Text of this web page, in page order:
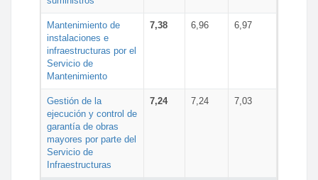
Mantenimiento de
instalaciones e
infraestructuras por el
Servicio de
Mantenimiento
7,38 6,96 6,97
Gestión de la
ejecución y control de
garantía de obras
mayores por parte del
Servicio de
Infraestructuras
7,24 7,24 7,03